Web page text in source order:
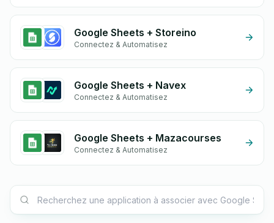
Google Sheets + Storeino
Connectez & Automatisez
Google Sheets + Navex
Connectez & Automatisez
Google Sheets + Mazacourses
Connectez & Automatisez